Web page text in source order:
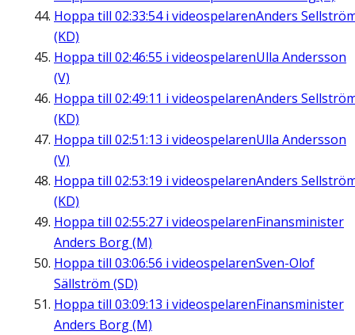
Hoppa till 02:33:54i videospelarenAnders
(KD)
Hoppa till 02:46:55 i videospelarenUlla Andersson
(V)
Hoppa till 02:49:11 i videospelarenAnders
(KD)
Hoppa till 02:51:13 i videospelarenUlla Andersson
(V)
Hoppa till 02:53:19 i videospelarenAnders
(KD)
Hoppa till 02:55:27 i videospelarenFinansminister
Anders Borg (M)
Hoppa till 03:06:56 i videospelarenSven-Olof
Sällström (SD)
Hoppa till 03:09:13 i videospelarenFinansminister
Anders Borg (M)